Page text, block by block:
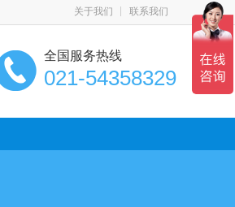
关于我们 联系我们
全国服务热线
021-54358329